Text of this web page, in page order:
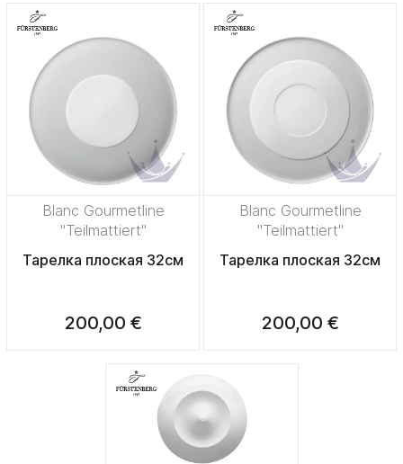
Blanc Gourmetline
"Teilmattiert"
Тарелка плоская 32см
200,00 €
Blanc Gourmetline
"Teilmattiert"
Тарелка плоская 32см
200,00 €